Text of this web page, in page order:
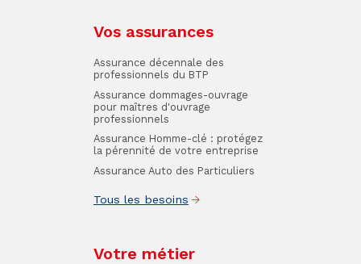
Vos assurances
Assurance décennale des
professionnels du BTP
Assurance dommages-ouvrage
pour maîtres d'ouvrage
professionnels
Assurance Homme-clé : protégez
la pérennité de votre entreprise
Assurance Auto des Particuliers
Tous les besoins
Votre métier